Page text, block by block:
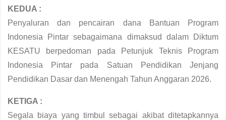
KEDUA :
Penyaluran dan pencairan dana Bantuan Program
Indonesia Pintar sebagaimana dimaksud dalam Diktum
KESATU berpedoman pada Petunjuk Teknis Program
Indonesia Pintar pada Satuan Pendidikan Jenjang
Pendidikan Dasar dan Menengah Tahun Anggaran 2026.
KETIGA :
Segala biaya yang timbul sebagai akibat ditetapkannya